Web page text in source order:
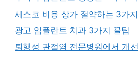
세스코 비용 상가 절약하는 3가
광고 임플란트 치과 3가지 꿀팁
퇴행성 관절염 전문병원에서 개